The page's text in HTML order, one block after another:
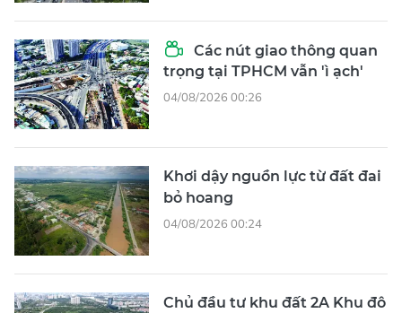
Các nút giao thông quan
trọng tại TPHCM vẫn 'ì ạch'
04/08/2026 00:26
Khơi dậy nguồn lực từ đất đai
bỏ hoang
04/08/2026 00:24
Chủ đầu tư khu đất 2A Khu đô